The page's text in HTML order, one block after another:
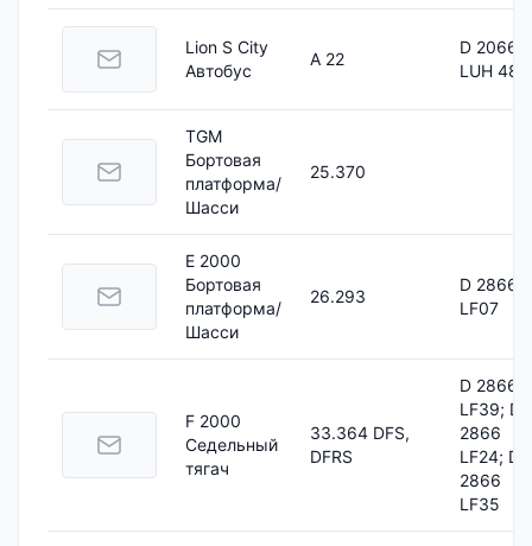
Lion S City
Aвтобус
A 22
D 2066
LUH 48
TGM
Бортовая
платформа/
Шасси
25.370
E 2000
Бортовая
платформа/
Шасси
26.293
D 2866
LF07
F 2000
Седельный
тягач
33.364 DFS,
DFRS
D 2866
LF39; D
2866
LF24; D
2866
LF35